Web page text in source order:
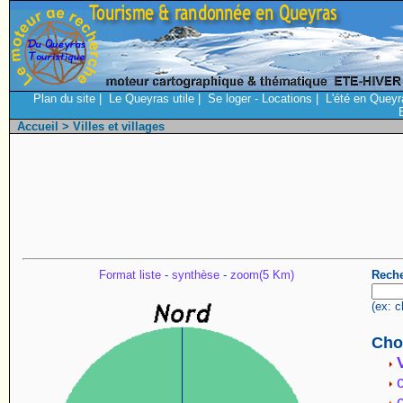
Plan du site Le Queyras utile Se loger - Locations
L'été en
Accueil > Villes et villages
Format liste - synthèse - zoom(5 Km)
(ex: